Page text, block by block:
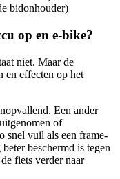
bidonhouder)
op en e-bike?
niet. Maar de
en effecten op het
Een ander
of
snel vuil als een frame-
beschermd is tegen
fiets verder naar